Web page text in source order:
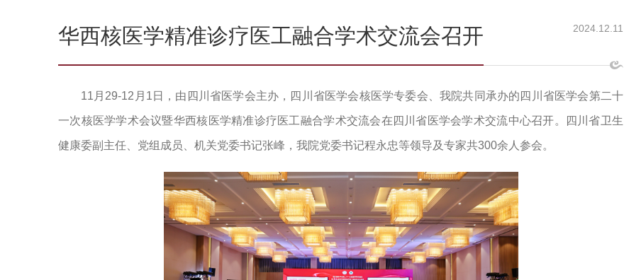
华西核医学精准诊疗医工融合学术交流会召开 2024.12.11
11月29-12月1日，由四川省医学会主办，四川省医学会核医学专委会、我院共同承办的四川省医学会第二十
一次核医学学术会议暨华西核医学精准诊疗医工融合学术交流会在四川省医学会学术交流中心召开。四川省卫生
健康委副主任、党组成员、机关党委书记张峰，我院党委书记程永忠等领导及专家共300余人参会。